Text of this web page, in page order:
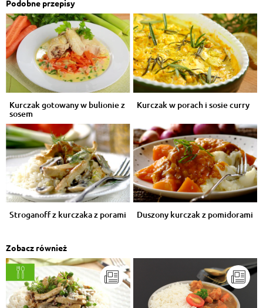
Podobne przepisy
Kurczak gotowany w bulionie z
sosem
Kurczak w porach i sosie curry
Stroganoff z kurczaka z porami Duszony kurczak z pomidorami
Zobacz również